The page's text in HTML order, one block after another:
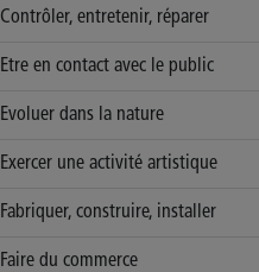
Contrôler, entretenir, réparer
Etre en contact avec le public
Evoluer dans la nature
Exercer une activité artistique
Fabriquer, construire, installer
Faire du commerce